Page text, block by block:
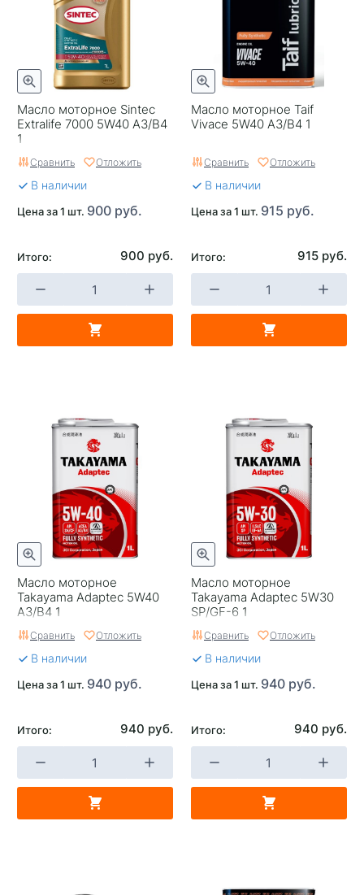
Масло моторное Sintec
Extralife 7000 5W40 A3/B4
1
Сравнить Отложить
В наличии
Цена за 1 шт. 900 руб.
Итого: 900 руб.
Масло моторное Taif
Vivace 5W40 A3/B4 1
Сравнить Отложить
В наличии
Цена за 1 шт. 915 руб.
Итого: 915 руб.
Масло моторное
Takayama Adaptec 5W40
A3/B4 1
Сравнить Отложить
В наличии
Цена за 1 шт. 940 руб.
Итого: 940 руб.
Масло моторное
Takayama Adaptec 5W30
SP/GF-6 1
Сравнить Отложить
В наличии
Цена за 1 шт. 940 руб.
Итого: 940 руб.